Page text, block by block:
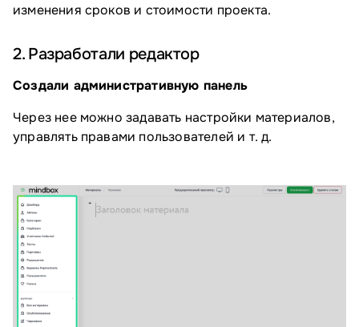
изменения сроков и стоимости проекта.
2. Разработали редактор
Создали административную панель
Через нее можно задавать настройки материалов,
управлять правами пользователей и т. д.